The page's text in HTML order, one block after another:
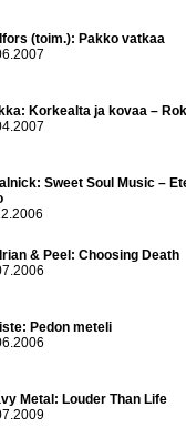
(toim.): Pakko vatkaa
Korkealta ja kovaa –
Sweet Soul Music –
& Peel: Choosing Death
Pedon meteli
Metal: Louder Than Life